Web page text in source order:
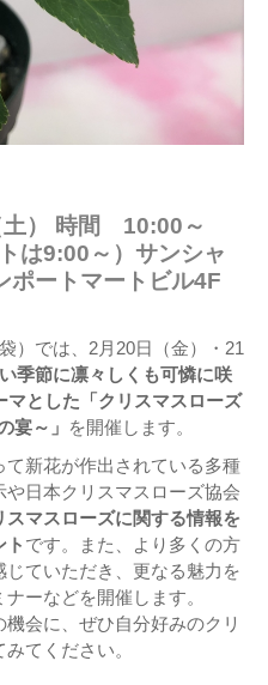
土） 時間 10:00～
は9:00～）サンシャ
ポートマートビル4F
）では、2月20日（金）・21
季節に凛々しくも可憐に咲
マとした「クリスマスローズ
宴～」 を開催します。
新花が作出されている多種
日本クリスマスローズ協会
スマスローズに関する情報を
ト です。また、より多くの方
ていただき、更なる魅力を
ーなどを開催します。
会に、ぜひ自分好みのクリ
てください。